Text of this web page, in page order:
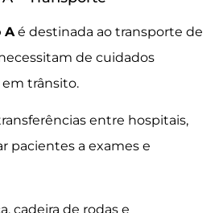
A é destinada ao transporte de
de cuidados
trânsito.
entre hospitais,
pacientes a exames e
cadeira de rodas e